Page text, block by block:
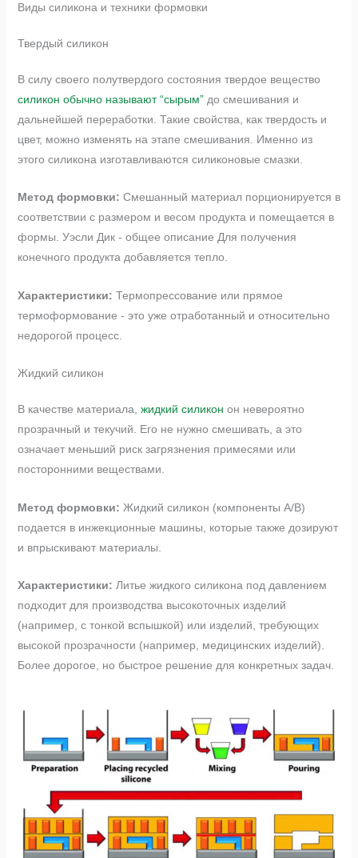
Виды силикона и техники формовки
Твердый силикон
В силу своего полутвердого состояния твердое вещество
силикон обычно называют “сырым”до смешивания и
дальнейшей переработки. Такие свойства, как твердость и
цвет, можно изменять на этапе смешивания. Именно из
этого силикона изготавливаются силиконовые смазки.
Метод формовки: Смешанный материал порционируется в
соответствии с размером и весом продукта и помещается в
формы. Уэсли Дик - общее описание Для получения
конечного продукта добавляется тепло.
Характеристики: Термопрессование или прямое
термоформование - это уже отработанный и относительно
недорогой процесс.
Жидкий силикон
В качестве материала, жидкий силикон он невероятно
прозрачный и текучий. Его не нужно смешивать, а это
означает меньший риск загрязнения примесями или
посторонними веществами.
Метод формовки: Жидкий силикон (компоненты A/B)
подается в инжекционные машины, которые также дозируют
и впрыскивают материалы.
Характеристики: Литье жидкого силикона под давлением
подходит для производства высокоточных изделий
(например, с тонкой вспышкой) или изделий, требующих
высокой прозрачности (например, медицинских изделий).
Более дорогое, но быстрое решение для конкретных задач.